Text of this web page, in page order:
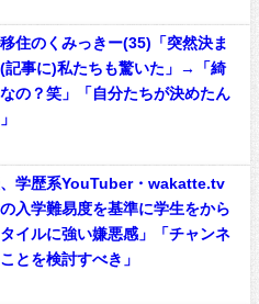
住のくみっきー(35)「突然決ま
記事に)私たちも驚いた」→「綺
の？笑」「自分たちが決めたん
学歴系YouTuber・wakatte.tv
入学難易度を基準に学生をから
イルに強い嫌悪感」「チャンネ
とを検討すべき」